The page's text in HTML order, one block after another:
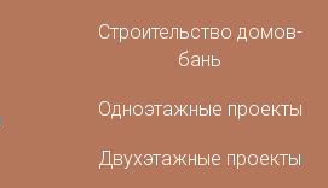
Строительство домов-
бань
Одноэтажные проекты
Двухэтажные проекты